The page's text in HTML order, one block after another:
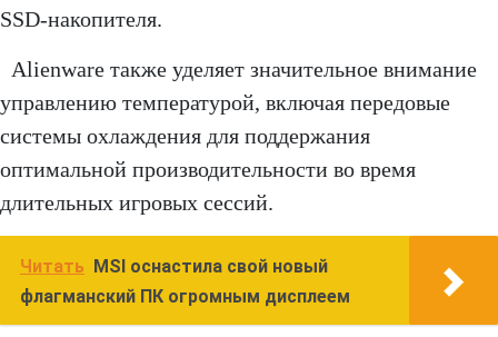
SSD-накопителя.
Alienware также уделяет значительное внимание
управлению температурой, включая передовые
системы охлаждения для поддержания
оптимальной производительности во время
длительных игровых сессий.
Читать
MSI оснастила свой новый
флагманский ПК огромным дисплеем